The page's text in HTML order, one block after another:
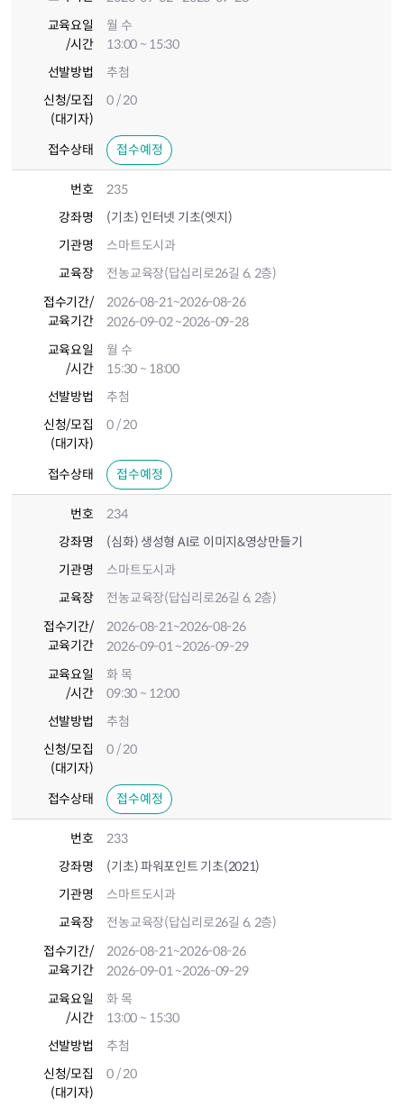
교육요일
/시간
월 수
13:00 ~ 15:30
선발방법
추첨
신청/모집
(대기자)
0 / 20
접수상태 접수예정
번호
235
강좌명
(기초) 인터넷 기초(엣지)
기관명
스마트도시과
교육장
전농교육장(답십리로26길 6, 2층)
접수기간/
교육기간
2026-08-21~2026-08-26
2026-09-02~2026-09-28
교육요일
/시간
월 수
15:30 ~ 18:00
선발방법
추첨
신청/모집
(대기자)
0 / 20
접수상태 접수예정
번호
234
강좌명
(심화) 생성형 AI로 이미지&영상만들기
기관명
스마트도시과
교육장
전농교육장(답십리로26길 6, 2층)
접수기간/
교육기간
2026-08-21~2026-08-26
2026-09-01~2026-09-29
교육요일
/시간
화 목
09:30 ~ 12:00
선발방법
추첨
신청/모집
(대기자)
0 / 20
접수상태 접수예정
번호
233
강좌명
(기초) 파워포인트 기초(2021)
기관명
스마트도시과
교육장
전농교육장(답십리로26길 6, 2층)
접수기간/
교육기간
2026-08-21~2026-08-26
2026-09-01~2026-09-29
교육요일
/시간
화 목
13:00 ~ 15:30
선발방법
추첨
신청/모집
(대기자)
0 / 20